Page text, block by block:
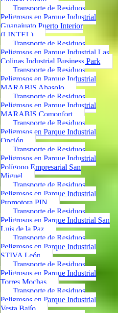
Transporte de Residuos
Peligrosos en Parque Industrial
Guanajuato Puerto Interior
(LINTEL)
Transporte de Residuos
Peligrosos en Parque Industrial Las
Colinas Industrial Business Park
Transporte de Residuos
Peligrosos en Parque Industrial
MARABIS Abasolo
Transporte de Residuos
Peligrosos en Parque Industrial
MARABIS Comonfort
Transporte de Residuos
Peligrosos en Parque Industrial
Opción
Transporte de Residuos
Peligrosos en Parque Industrial
Polígono Empresarial San
Miguel
Transporte de Residuos
Peligrosos en Parque Industrial
Promotora PIN
Transporte de Residuos
Peligrosos en Parque Industrial San
Luis de la Paz
Transporte de Residuos
Peligrosos en Parque Industrial
STIVA León
Transporte de Residuos
Peligrosos en Parque Industrial
Torres Mochas
Transporte de Residuos
Peligrosos en Parque Industrial
Vesta Bajío